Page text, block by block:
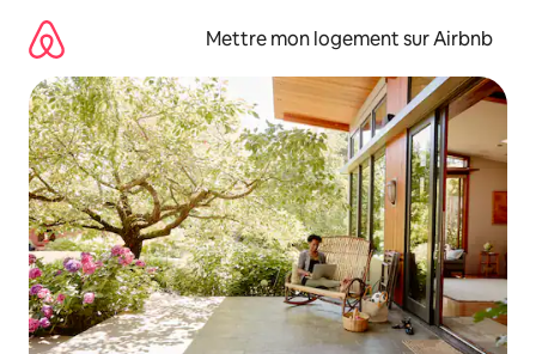
directement
contenu
Mettre mon logement sur Airbnb